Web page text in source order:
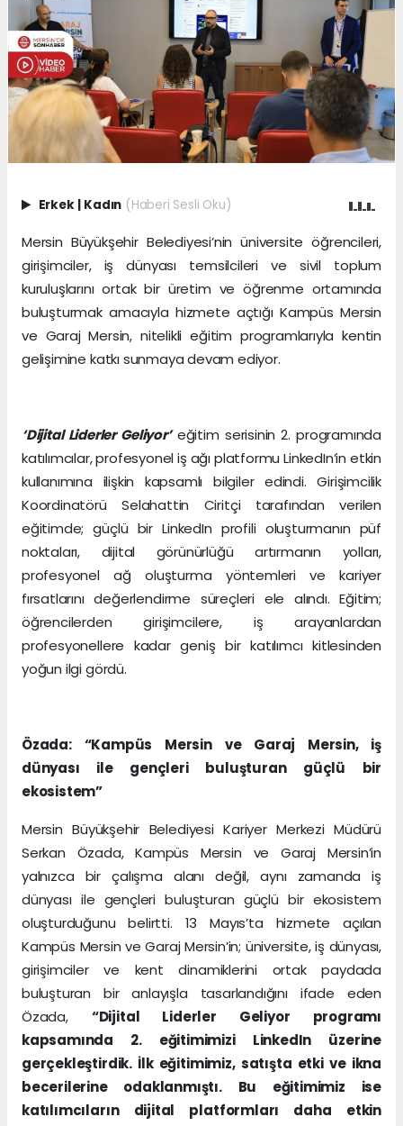
Erkek | Kadın (Haberi Sesli Oku)
Mersin Büyükşehir Belediyesi’nin üniversite öğrencileri,
girişimciler, iş dünyası temsilcileri ve sivil toplum
kuruluşlarını ortak bir üretim ve öğrenme ortamında
buluşturmak amacıyla hizmete açtığı Kampüs Mersin
ve Garaj Mersin, nitelikli eğitim programlarıyla kentin
gelişimine katkı sunmaya devam ediyor.
‘Dijital Liderler Geliyor’eğitim serisinin 2. programında
katılımcılar, profesyonel iş ağı platformu LinkedIn’in etkin
kullanımına ilişkin kapsamlı bilgiler edindi. Girişimcilik
Koordinatörü Selahattin Ciritçi tarafından verilen
eğitimde; güçlü bir LinkedIn profili oluşturmanın püf
noktaları, dijital görünürlüğü artırmanın yolları,
profesyonel ağ oluşturma yöntemleri ve kariyer
fırsatlarını değerlendirme süreçleri ele alındı. Eğitim;
öğrencilerden girişimcilere, iş arayanlardan
profesyonellere kadar geniş bir katılımcı kitlesinden
yoğun ilgi gördü.
Özada: “Kampüs Mersin ve Garaj Mersin, iş
dünyası ile gençleri buluşturan güçlü bir
ekosistem”
Mersin Büyükşehir Belediyesi Kariyer Merkezi Müdürü
Serkan Özada, Kampüs Mersin ve Garaj Mersin’in
yalnızca bir çalışma alanı değil, aynı zamanda iş
dünyası ile gençleri buluşturan güçlü bir ekosistem
oluşturduğunu belirtti. 13 Mayıs’ta hizmete açılan
Kampüs Mersin ve Garaj Mersin’in; üniversite, iş dünyası,
girişimciler ve kent dinamiklerini ortak paydada
buluşturan bir anlayışla tasarlandığını ifade eden
Özada, “Dijital Liderler Geliyor programı
kapsamında 2. eğitimimizi LinkedIn üzerine
gerçekleştirdik. İlk eğitimimiz, satışta etki ve ikna
becerilerine odaklanmıştı. Bu eğitimimiz ise
katılımcıların dijital platformları daha etkin